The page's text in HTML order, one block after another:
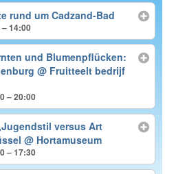
rund um Cadzand-Bad
14:00
und Blumenpflücken:
@ Fruitteelt bedrijf
– 20:00
versus Art
@ Hortamuseum
– 17:30